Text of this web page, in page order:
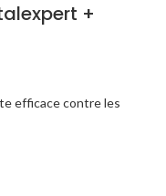
+
efficace contre les